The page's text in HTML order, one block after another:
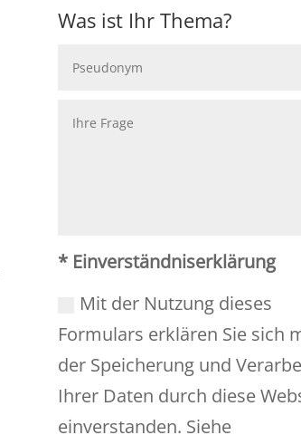
Was ist Ihr Thema?
* Einverständniserklärung
Mit der Nutzung dieses
Formulars erklären Sie sich
der Speicherung und
Ihrer Daten durch diese
einverstanden. Siehe